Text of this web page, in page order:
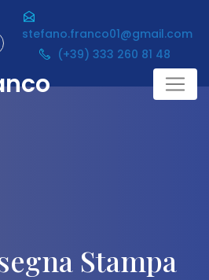
stefano.franco01@gmail.com
(+39) 333 260 81 48
Stampa